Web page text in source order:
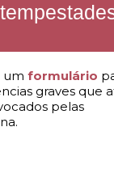
um formulário
graves que
pelas